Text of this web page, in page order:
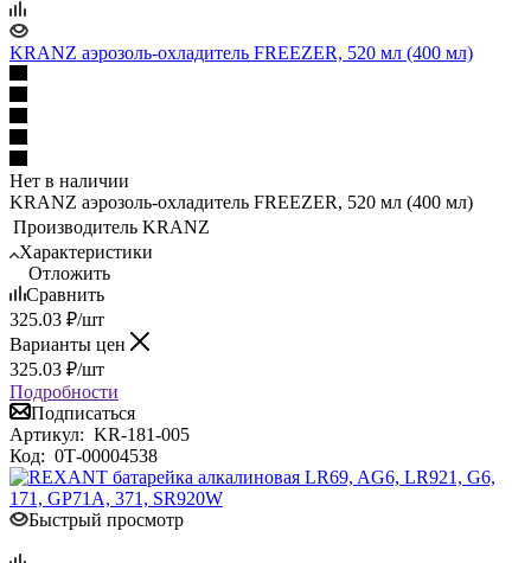
KRANZ аэрозоль-охладитель FREEZER, 520 мл (400 мл)
Нет в наличии
KRANZ аэрозоль-охладитель FREEZER, 520 мл (400 мл)
Производитель KRANZ
Характеристики
Отложить
Сравнить
325.03 ₽/шт
Варианты цен
325.03 ₽/шт
Подробности
Подписаться
Артикул: KR-181-005
Код: 0Т-00004538
Быстрый просмотр